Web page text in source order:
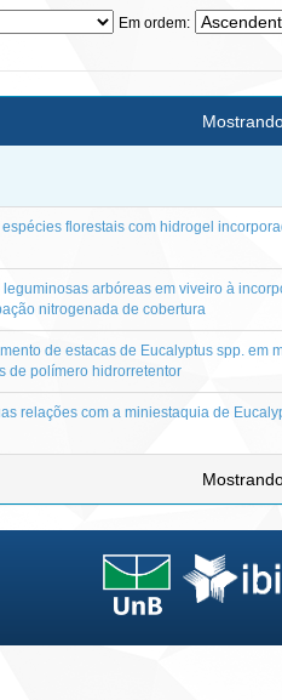
Em ordem:
florestais com hidrogel
arbóreas em viveiro à
nitrogenada de cobertura
de estacas de Eucalyptus spp. em
de polímero hidrorretentor
relações com a miniestaquia de